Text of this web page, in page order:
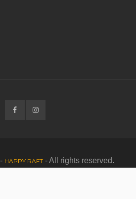
HAPPY RAFT - All rights reserved.